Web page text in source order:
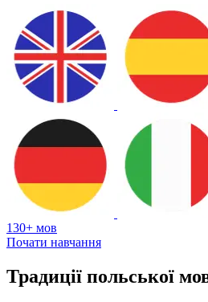
130+ мов
Почати навчання
Традиції польської